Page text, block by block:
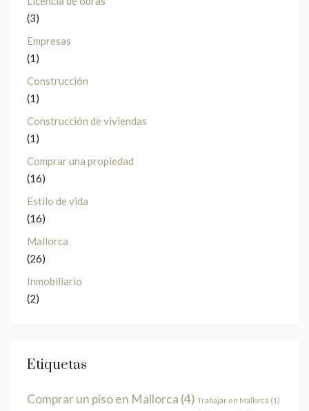
(3)
Empresas
(1)
Construcción
(1)
Construcción de viviendas
(1)
Comprar una propiedad
(16)
Estilo de vida
(16)
Mallorca
(26)
Inmobiliario
(2)
Etiquetas
Comprar un piso en Mallorca (4) Trabajar en Mallorca (1)